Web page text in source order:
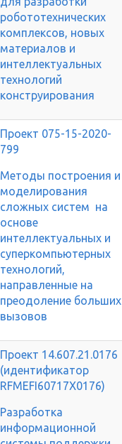
робототехнических
комплексов, новых
материалов и
интеллектуальных
технологий
конструирования
Проект 075-15-2020-
799
Методы построения и
моделирования
сложных систем на
основе
интеллектуальных и
суперкомпьютерных
технологий,
направленные на
преодоление больших
вызовов
Проект 14.607.21.0176
(идентификатор
RFMEFI60717X0176)
Разработка
информационной